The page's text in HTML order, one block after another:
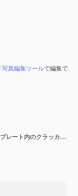
写真編集ツールで編集で
クッキーと木製の机の上のロープでピンクプレート内のクラッカーの正面図